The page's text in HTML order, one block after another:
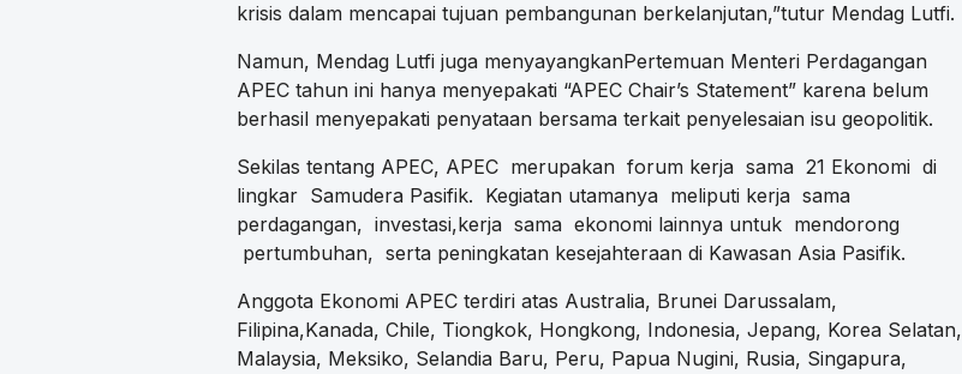
krisis dalam mencapai tujuan pembangunan berkelanjutan,”tutur Mendag Lutfi.
Namun, Mendag Lutfi juga menyayangkanPertemuan Menteri Perdagangan
APEC tahun ini hanya menyepakati “APEC Chair’s Statement” karena belum
berhasil menyepakati penyataan bersama terkait penyelesaian isu geopolitik.
Sekilas tentang APEC, APEC merupakan forum kerja sama 21 Ekonomi di
lingkar Samudera Pasifik. Kegiatan utamanya meliputi kerja sama
perdagangan, investasi,kerja sama ekonomi lainnya untuk mendorong
pertumbuhan, serta peningkatan kesejahteraan di Kawasan Asia Pasifik.
Anggota Ekonomi APEC terdiri atas Australia, Brunei Darussalam,
Filipina,Kanada, Chile, Tiongkok, Hongkong, Indonesia, Jepang, Korea Selatan,
Malaysia, Meksiko, Selandia Baru, Peru, Papua Nugini, Rusia, Singapura,